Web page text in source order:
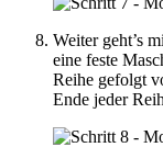
Weiter geht’s
eine feste
Reihe gefolgt
Ende jeder